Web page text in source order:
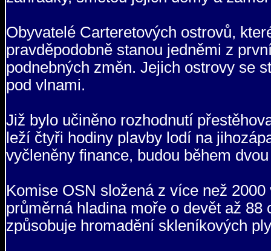
Obyvatelé Carteretových ostrovů,
pravděpodobně stanou jedněmi z
podnebných změn. Jejich ostrovy se
pod vlnami.
Již bylo učiněno rozhodnutí
leží čtyři hodiny plavby lodí na
vyčleněny finance, budou během
Komise OSN složená z více než
průměrná hladina moře o devět až
způsobuje hromadění skleníkových